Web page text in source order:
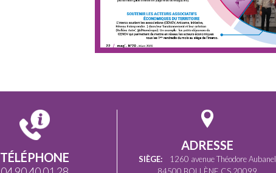
TÉLÉPHONE
ADRESSE
SIÈGE: 1260 avenue Théodore Aubanel